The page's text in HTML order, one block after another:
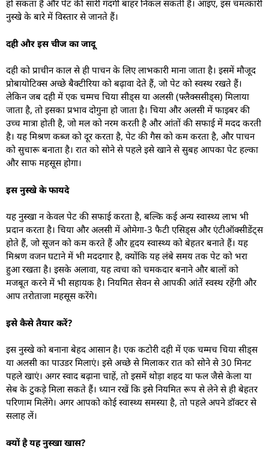
हो सकता है और पेट की सारी गंदगी बाहर निकल सकती है। आइए, इस चमत्कारी
नुस्खे के बारे में विस्तार से जानते हैं।
दही और इस चीज का जादू
दही को प्राचीन काल से ही पाचन के लिए लाभकारी माना जाता है। इसमें मौजूद
प्रोबायोटिक्स अच्छे बैक्टीरिया को बढ़ावा देते हैं, जो पेट को स्वस्थ रखते हैं।
लेकिन जब दही में एक चम्मच चिया सीड्स या अलसी (फ्लैक्ससीड्स) मिलाया
जाता है, तो इसका प्रभाव दोगुना हो जाता है। चिया और अलसी में फाइबर की
उच्च मात्रा होती है, जो मल को नरम करती है और आंतों की सफाई में मदद करती
है। यह मिश्रण कब्ज को दूर करता है, पेट की गैस को कम करता है, और पाचन
को सुचारू बनाता है। रात को सोने से पहले इसे खाने से सुबह आपका पेट हल्का
और साफ महसूस होगा।
इस नुस्खे के फायदे
यह नुस्खा न केवल पेट की सफाई करता है, बल्कि कई अन्य स्वास्थ्य लाभ भी
प्रदान करता है। चिया और अलसी में ओमेगा-3 फैटी एसिड्स और एंटीऑक्सीडेंट्स
होते हैं, जो सूजन को कम करते हैं और हृदय स्वास्थ्य को बेहतर बनाते हैं। यह
मिश्रण वजन घटाने में भी मददगार है, क्योंकि यह लंबे समय तक पेट को भरा
हुआ रखता है। इसके अलावा, यह त्वचा को चमकदार बनाने और बालों को
मजबूत करने में भी सहायक है। नियमित सेवन से आपकी आंतें स्वस्थ रहेंगी और
आप तरोताजा महसूस करेंगे।
इसे कैसे तैयार करें?
इस नुस्खे को बनाना बेहद आसान है। एक कटोरी दही में एक चम्मच चिया सीड्स
या अलसी का पाउडर मिलाएं। इसे अच्छे से मिलाकर रात को सोने से 30 मिनट
पहले खाएं। अगर स्वाद बढ़ाना चाहें, तो इसमें थोड़ा शहद या फल जैसे केला या
सेब के टुकड़े मिला सकते हैं। ध्यान रखें कि इसे नियमित रूप से लेने से ही बेहतर
परिणाम मिलेंगे। अगर आपको कोई स्वास्थ्य समस्या है, तो पहले अपने डॉक्टर से
सलाह लें।
क्यों है यह नुस्खा खास?